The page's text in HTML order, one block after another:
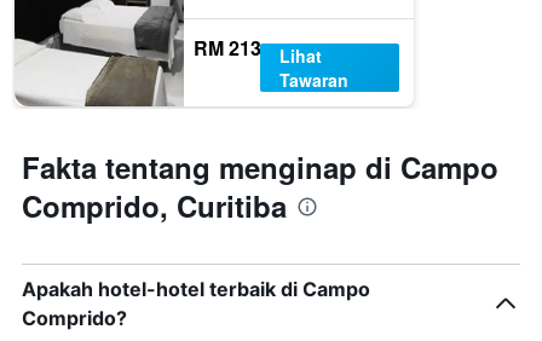
RM 213
Lihat
Tawaran
Fakta tentang menginap di Campo
Comprido, Curitiba
Apakah hotel-hotel terbaik di Campo
Comprido?